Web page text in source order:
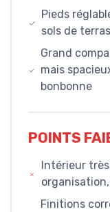
Pieds
sols de
Grand
mais
bonbonne
POINTS
Intérieur
Finitions